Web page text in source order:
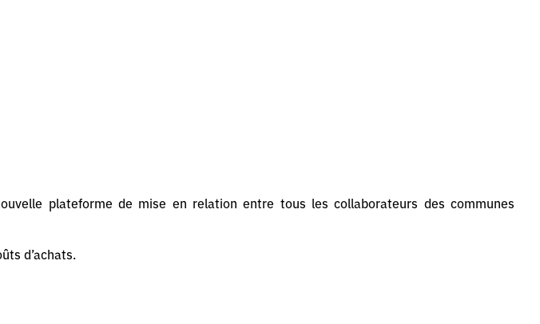
plateforme de mise en relation entre tous les collaborateurs des communes
d’achats.